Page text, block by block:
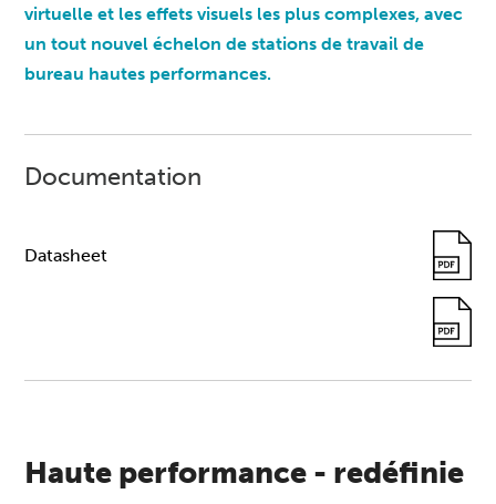
virtuelle et les effets visuels les plus complexes, avec
un tout nouvel échelon de stations de travail de
bureau hautes performances.
Documentation
Datasheet
Haute performance - redéfinie